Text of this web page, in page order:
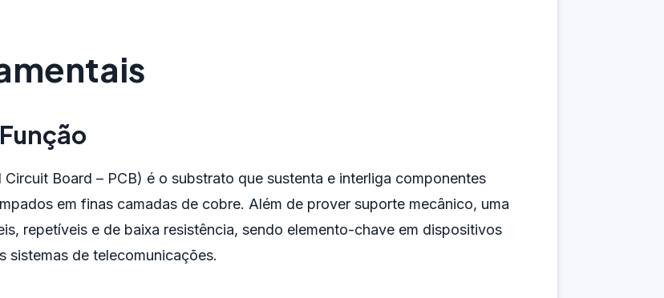
Board – PCB) é o substrato que sustenta e interliga componentes
em finas camadas de cobre. Além de prover suporte mecânico, uma
repetíveis e de baixa resistência, sendo elemento-chave em dispositivos
sistemas de telecomunicações.